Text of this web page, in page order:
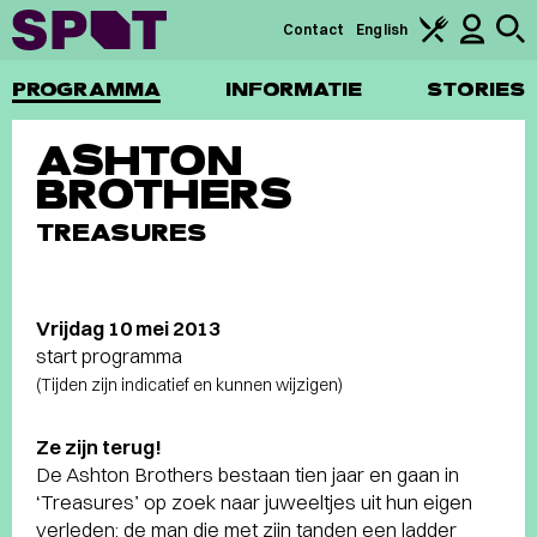
PROGRAMMA INFORMATIE STORIES
Contact English
ASHTON
BROTHERS
TREASURES
Vrijdag 10 mei 2013
start programma
(Tijden zijn indicatief en kunnen wijzigen)
Ze zijn terug!
De Ashton Brothers bestaan tien jaar en gaan in
‘Treasures’ op zoek naar juweeltjes uit hun eigen
verleden: de man die met zijn tanden een ladder